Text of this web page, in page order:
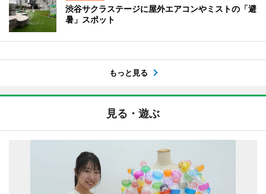
渋谷サクラステージに屋外エアコンやミストの「避
暑」スポット
もっと見る
見る・遊ぶ